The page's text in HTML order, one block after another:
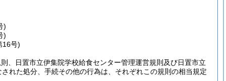
)
)
16号)
、日置市立伊集院学校給食センター管理運営規則及び日置市立
れた処分、手続その他の行為は、それぞれこの規則の相当規定